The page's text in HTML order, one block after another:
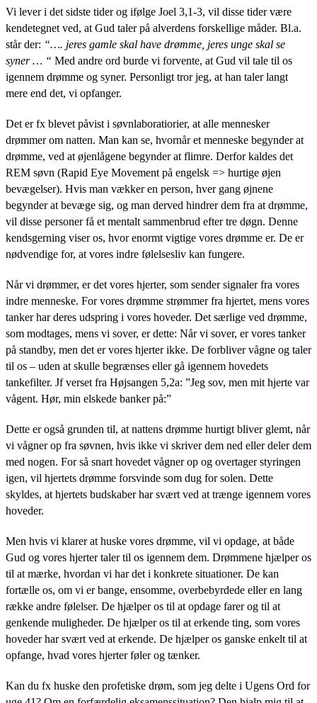
Vi lever i det sidste tider og ifølge Joel 3,1-3, vil disse tider være
kendetegnet ved, at Gud taler på alverdens forskellige måder. Bl.a.
står der: “…. jeres gamle skal have drømme, jeres unge skal se
syner … “ Med andre ord burde vi forvente, at Gud vil tale til os
igennem drømme og syner. Personligt tror jeg, at han taler langt
mere end det, vi opfanger.
Det er fx blevet påvist i søvnlaboratiorier, at alle mennesker
drømmer om natten. Man kan se, hvornår et menneske begynder at
drømme, ved at øjenlågene begynder at flimre. Derfor kaldes det
REM søvn (Rapid Eye Movement på engelsk => hurtige øjen
bevægelser). Hvis man vækker en person, hver gang øjnene
begynder at bevæge sig, og man derved hindrer dem fra at drømme,
vil disse personer få et mentalt sammenbrud efter tre døgn. Denne
kendsgerning viser os, hvor enormt vigtige vores drømme er. De er
nødvendige for, at vores indre følelsesliv kan fungere.
Når vi drømmer, er det vores hjerter, som sender signaler fra vores
indre menneske. For vores drømme strømmer fra hjertet, mens vores
tanker har deres udspring i vores hoveder. Det særlige ved drømme,
som modtages, mens vi sover, er dette: Når vi sover, er vores tanker
på standby, men det er vores hjerter ikke. De forbliver vågne og taler
til os – uden at skulle begrænses eller gå igennem hovedets
tankefilter. Jf verset fra Højsangen 5,2a: ”Jeg sov, men mit hjerte var
vågent. Hør, min elskede banker på:”
Dette er også grunden til, at nattens drømme hurtigt bliver glemt, når
vi vågner op fra søvnen, hvis ikke vi skriver dem ned eller deler dem
med nogen. For så snart hovedet vågner op og overtager styringen
igen, vil hjertets drømme forsvinde som dug for solen. Dette
skyldes, at hjertets budskaber har svært ved at trænge igennem vores
hoveder.
Men hvis vi klarer at huske vores drømme, vil vi opdage, at både
Gud og vores hjerter taler til os igennem dem. Drømmene hjælper os
til at mærke, hvordan vi har det i konkrete situationer. De kan
fortælle os, om vi er bange, ensomme, overbebyrdede eller en lang
række andre følelser. De hjælper os til at opdage farer og til at
genkende muligheder. De hjælper os til at erkende ting, som vores
hoveder har svært ved at erkende. De hjælper os ganske enkelt til at
opfange, hvad vores hjerter føler og tænker.
Kan du fx huske den profetiske drøm, som jeg delte i Ugens Ord for